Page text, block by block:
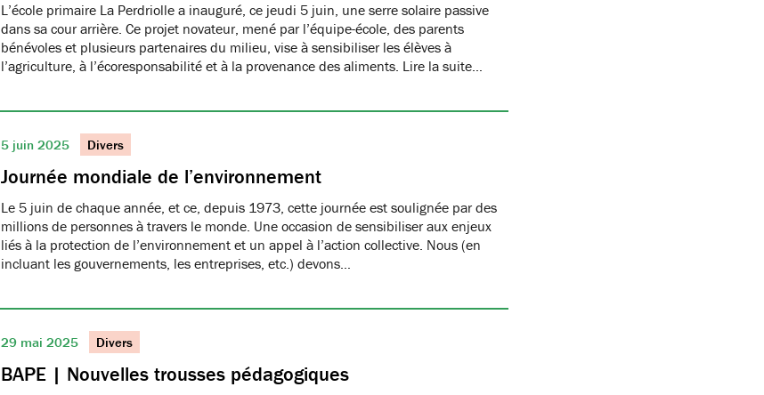
L’école primaire La Perdriolle a inauguré, ce jeudi 5 juin, une serre solaire passive
dans sa cour arrière. Ce projet novateur, mené par l’équipe-école, des parents
bénévoles et plusieurs partenaires du milieu, vise à sensibiliser les élèves à
l’agriculture, à l’écoresponsabilité et à la provenance des aliments. Lire la suite…
5 juin 2025 Divers
Journée mondiale de l’environnement
Le 5 juin de chaque année, et ce, depuis 1973, cette journée est soulignée par des
millions de personnes à travers le monde. Une occasion de sensibiliser aux enjeux
liés à la protection de l’environnement et un appel à l’action collective. Nous (en
incluant les gouvernements, les entreprises, etc.) devons…
29 mai 2025 Divers
BAPE | Nouvelles trousses pédagogiques